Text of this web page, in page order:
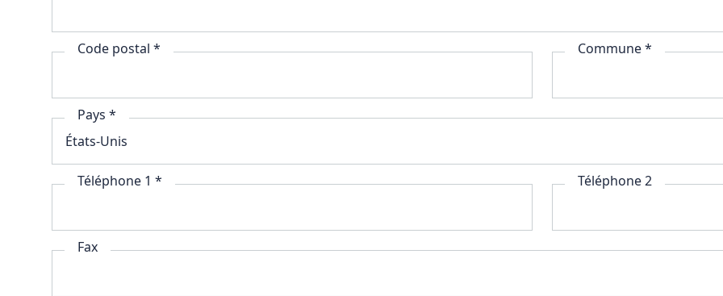
Code postal * Commune *
Pays *
Téléphone 1 * Téléphone 2
Fax